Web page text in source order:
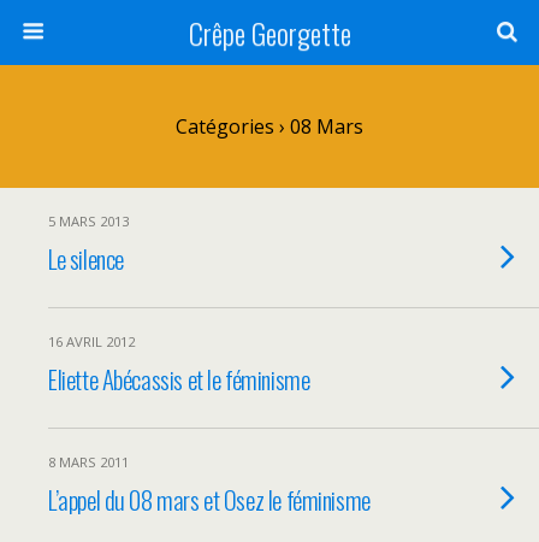
Crêpe Georgette
Catégories › 08 Mars
5 MARS 2013
Le silence
16 AVRIL 2012
Eliette Abécassis et le féminisme
8 MARS 2011
L’appel du 08 mars et Osez le féminisme